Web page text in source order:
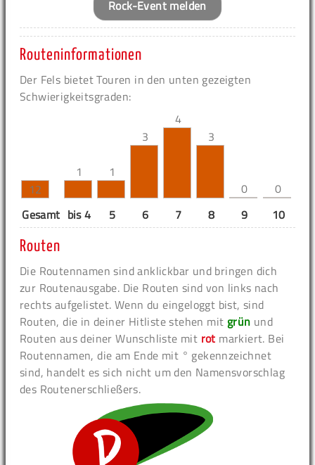
Rock-Event melden
Routeninformationen
Der Fels bietet Touren in den unten gezeigten
Schwierigkeitsgraden:
12
1 1
3
4
3
0 0
Gesamt bis 4 5 6 7 8 9 10
Routen
Die Routennamen sind anklickbar und bringen dich
zur Routenausgabe. Die Routen sind von links nach
rechts aufgelistet. Wenn du eingeloggt bist, sind
Routen, die in deiner Hitliste stehen mit grün und
Routen aus deiner Wunschliste mit rot markiert. Bei
Routennamen, die am Ende mit ° gekennzeichnet
sind, handelt es sich nicht um den Namensvorschlag
des Routenerschließers.